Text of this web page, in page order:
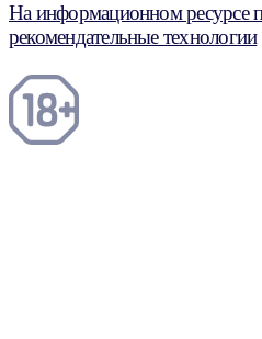
На информационном ресурсе
рекомендательные технологии